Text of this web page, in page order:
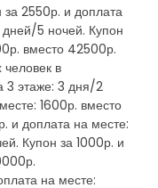
2550р. и доплата
5 ночей. Купон
вместо 42500р.
в
3 этаже: 3 дня/2
1600р. вместо
и доплата на месте:
Купон за 1000р. и
на месте: